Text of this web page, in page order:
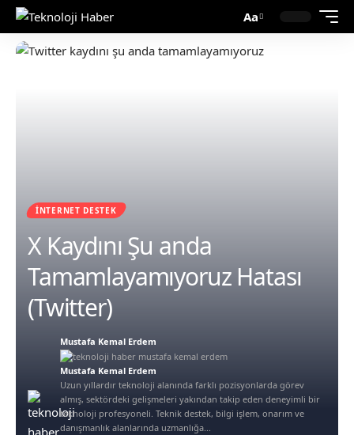
Aa
İNTERNET DESTEK
X Kaydını Şu anda
Tamamlayamıyoruz Hatası
(Twitter)
Mustafa Kemal Erdem
Mustafa Kemal Erdem
Uzun yıllardır teknoloji alanında farklı pozisyonlarda görev
almış, sektördeki gelişmeleri yakından takip eden deneyimli bir
teknoloji profesyoneli. Teknik destek, bilgi işlem, onarım ve
danışmanlık alanlarında uzmanlığa...